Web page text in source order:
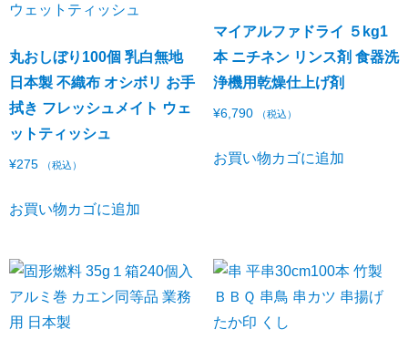
丸おしぼり100個 乳白無地
日本製 不織布 オシボリ お手
拭き フレッシュメイト ウェ
ットティッシュ
¥275 （税込）
お買い物カゴに追加
マイアルファドライ ５kg1
本 ニチネン リンス剤 食器洗
浄機用乾燥仕上げ剤
¥6,790 （税込）
お買い物カゴに追加